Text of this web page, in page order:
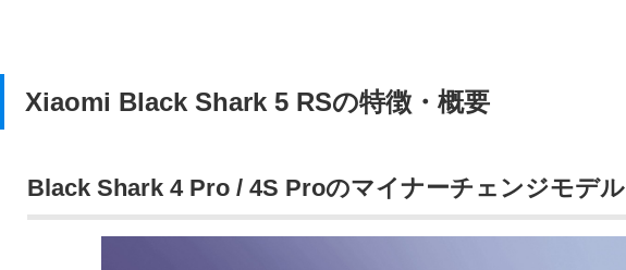
Xiaomi Black Shark 5 RSの特徴・概要
Black Shark 4 Pro / 4S Proのマイナーチェンジモデル